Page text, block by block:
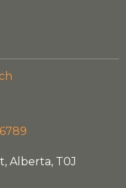
Alberta, T0J